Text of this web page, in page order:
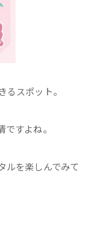
スポット。
すよね。
ルを楽しんでみて